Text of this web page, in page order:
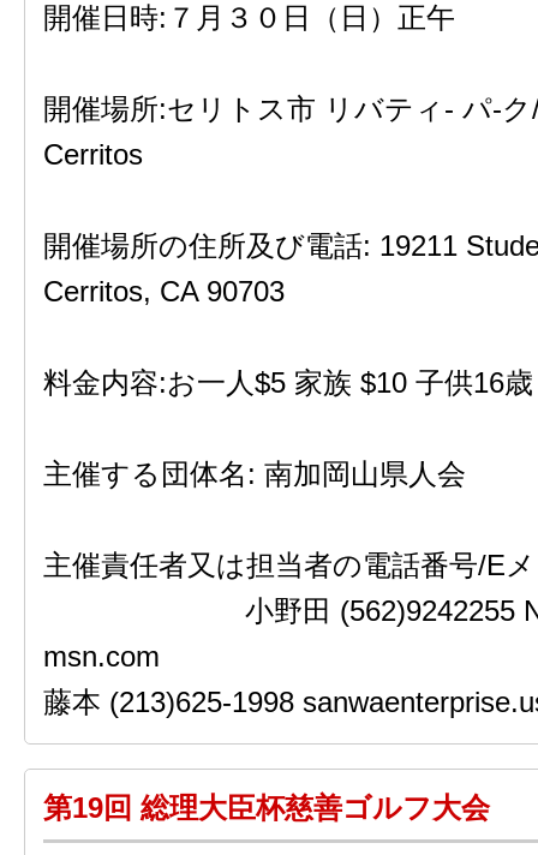
開催日時:７月３０日（日）正午
開催場所:セリトス市 リバティ- パ-
Cerritos
開催場所の住所及び電話: 19211
Cerritos, CA 90703
料金内容:お一人$5 家族 $10 子供16
主催する団体名: 南加岡山県人会
主催責任者又は担当者の電話番号/E
小野田 (562)9242255
msn.com
藤本 (213)625-1998
第19回 総理大臣杯慈善ゴルフ大会